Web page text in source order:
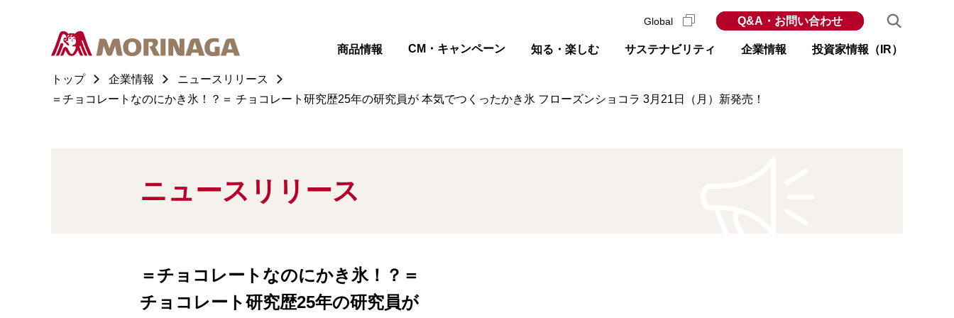
商品情報 CM・キャンペーン 知る・楽しむ サステナビリティ 企業情報 投資家情報（IR）
Global Q&A・お問い合わせ
トップ 企業情報
ニュースリリース
＝チョコレートなのにかき氷！？＝ チョコレート研究歴25年の研究員が 本気でつくったかき氷 フローズンショコラ 3月21日（月）新発売！
ニュースリリース
＝チョコレートなのにかき氷！？＝
チョコレート研究歴25年の研究員が